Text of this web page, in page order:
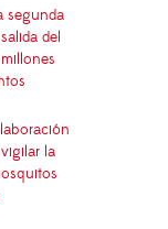
segunda
del
la